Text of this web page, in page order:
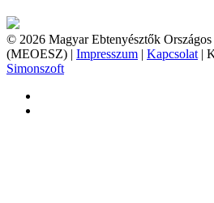
© 2026 Magyar Ebtenyésztők
(MEOESZ) | Impresszum | Kapcsolat |
Simonszoft